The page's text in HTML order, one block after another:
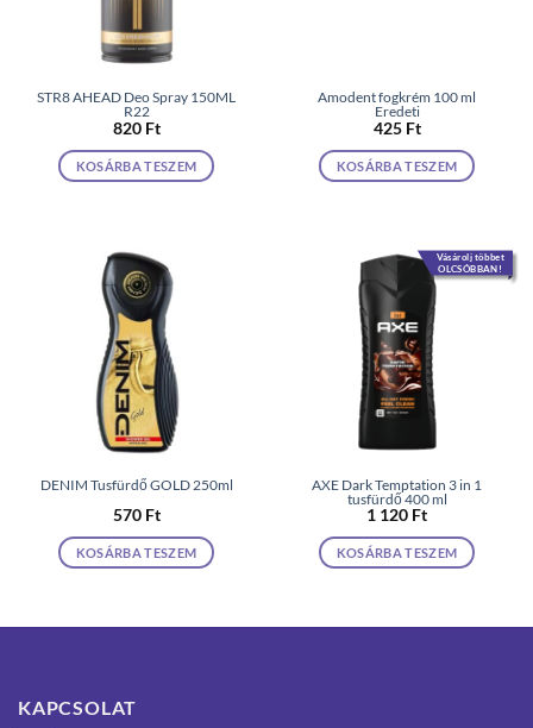
STR8 AHEAD Deo Spray 150ML
R22
820 Ft
KOSÁRBA TESZEM
Amodent fogkrém 100 ml
Eredeti
425 Ft
KOSÁRBA TESZEM
DENIM Tusfürdő GOLD 250ml
570 Ft
KOSÁRBA TESZEM
Vásárolj többet
OLCSÓBBAN!
AXE Dark Temptation 3 in 1
tusfürdő 400 ml
1 120 Ft
KOSÁRBA TESZEM
KAPCSOLAT